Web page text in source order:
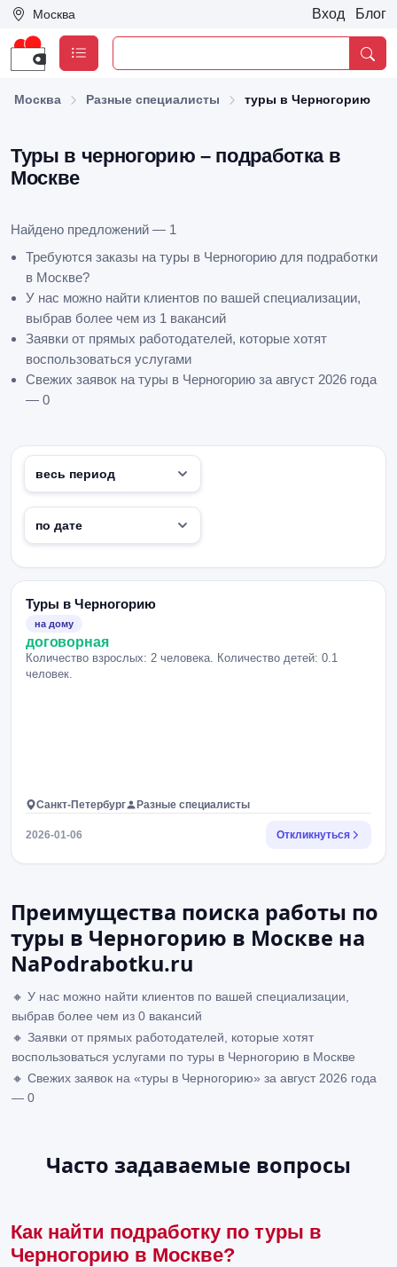
Москва Вход Блог
Москва Разные специалисты туры в Черногорию
Туры в черногорию – подработка в
Москве
Найдено предложений — 1
Требуются заказы на туры в Черногорию для подработки
в Москве?
У нас можно найти клиентов по вашей специализации,
выбрав более чем из 1 вакансий
Заявки от прямых работодателей, которые хотят
воспользоваться услугами
Свежих заявок на туры в Черногорию за август 2026 года
— 0
Туры в Черногорию
на дому
договорная
Количество взрослых: 2 человека. Количество детей: 0.1
человек.
Санкт-Петербург Разные специалисты
2026-01-06 Откликнуться
Преимущества поиска работы по
туры в Черногорию в Москве на
NaPodrabotku.ru
🔸 У нас можно найти клиентов по вашей специализации,
выбрав более чем из 0 вакансий
🔸 Заявки от прямых работодателей, которые хотят
воспользоваться услугами по туры в Черногорию в Москве
🔸 Свежих заявок на «туры в Черногорию» за август 2026 года
— 0
Часто задаваемые вопросы
Как найти подработку по туры в
Черногорию в Москве?